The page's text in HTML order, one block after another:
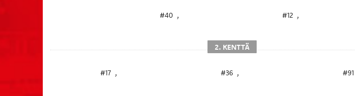
#40 , #12 ,
2. KENTTÄ
#17 , #36 , #91